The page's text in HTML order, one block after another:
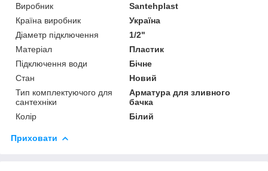
Виробник
Santehplast
Країна виробник
Україна
Діаметр підключення
1/2"
Матеріал
Пластик
Підключення води
Бічне
Стан
Новий
Тип комплектуючого для
сантехніки
Арматура для зливного
бачка
Колір
Білий
Приховати